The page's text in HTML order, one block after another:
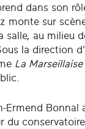
dans son
monte sur
salle, au milieu
la direction
La Marseillaise
Ermend Bonnal
du